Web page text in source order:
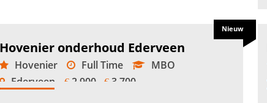
Hovenier onderhoud Ederveen
Hovenier Full Time
MBO
Ederveen
€2.900 - €3.700
Nieuw